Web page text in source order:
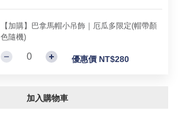
【加購】巴拿馬帽小吊飾｜厄瓜多限定(帽帶顏
色隨機)
優惠價 NT$280
加入購物車